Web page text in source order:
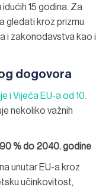
15 godina. Za
gledati kroz prizmu
i zakonodavstva kao i
dogovora
i Vijeća EU-a od 10.
nekoliko važnih
% do 2040. godine
unutar EU-a kroz
učinkovitost,